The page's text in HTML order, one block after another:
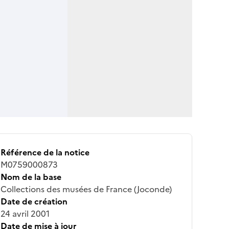
Référence de la notice
M0759000873
Nom de la base
Collections des musées de France (Joconde)
Date de création
24 avril 2001
Date de mise à jour